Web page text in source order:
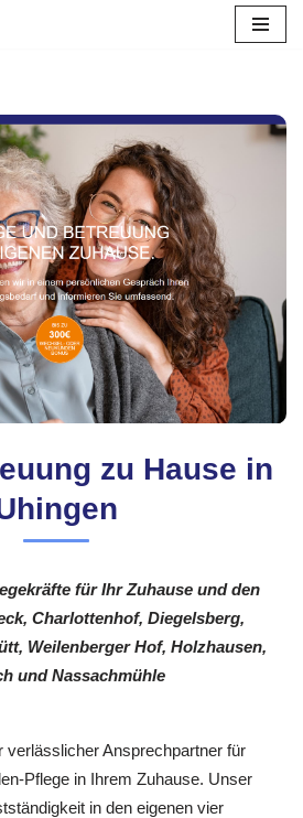
zu Hause in
für Ihr Zuhause und den
Charlottenhof, Diegelsberg,
Weilenberger Hof, Holzhausen,
und Nassachmühle
verlässlicher Ansprechpartner für
Pflege in Ihrem Zuhause. Unser
in den eigenen vier